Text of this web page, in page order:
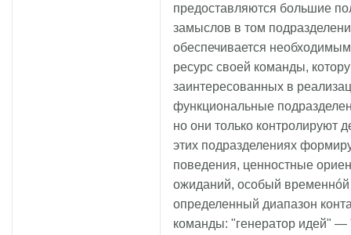
предоставляются большие
замыслов в том
обеспечивается
ресурс своей команды,
заинтересованных в
функциональные
но они только контролируют
этих подразделениях
поведения, ценностные
ожиданий, особый
определенный диапазон
команды: "генератор идей" —